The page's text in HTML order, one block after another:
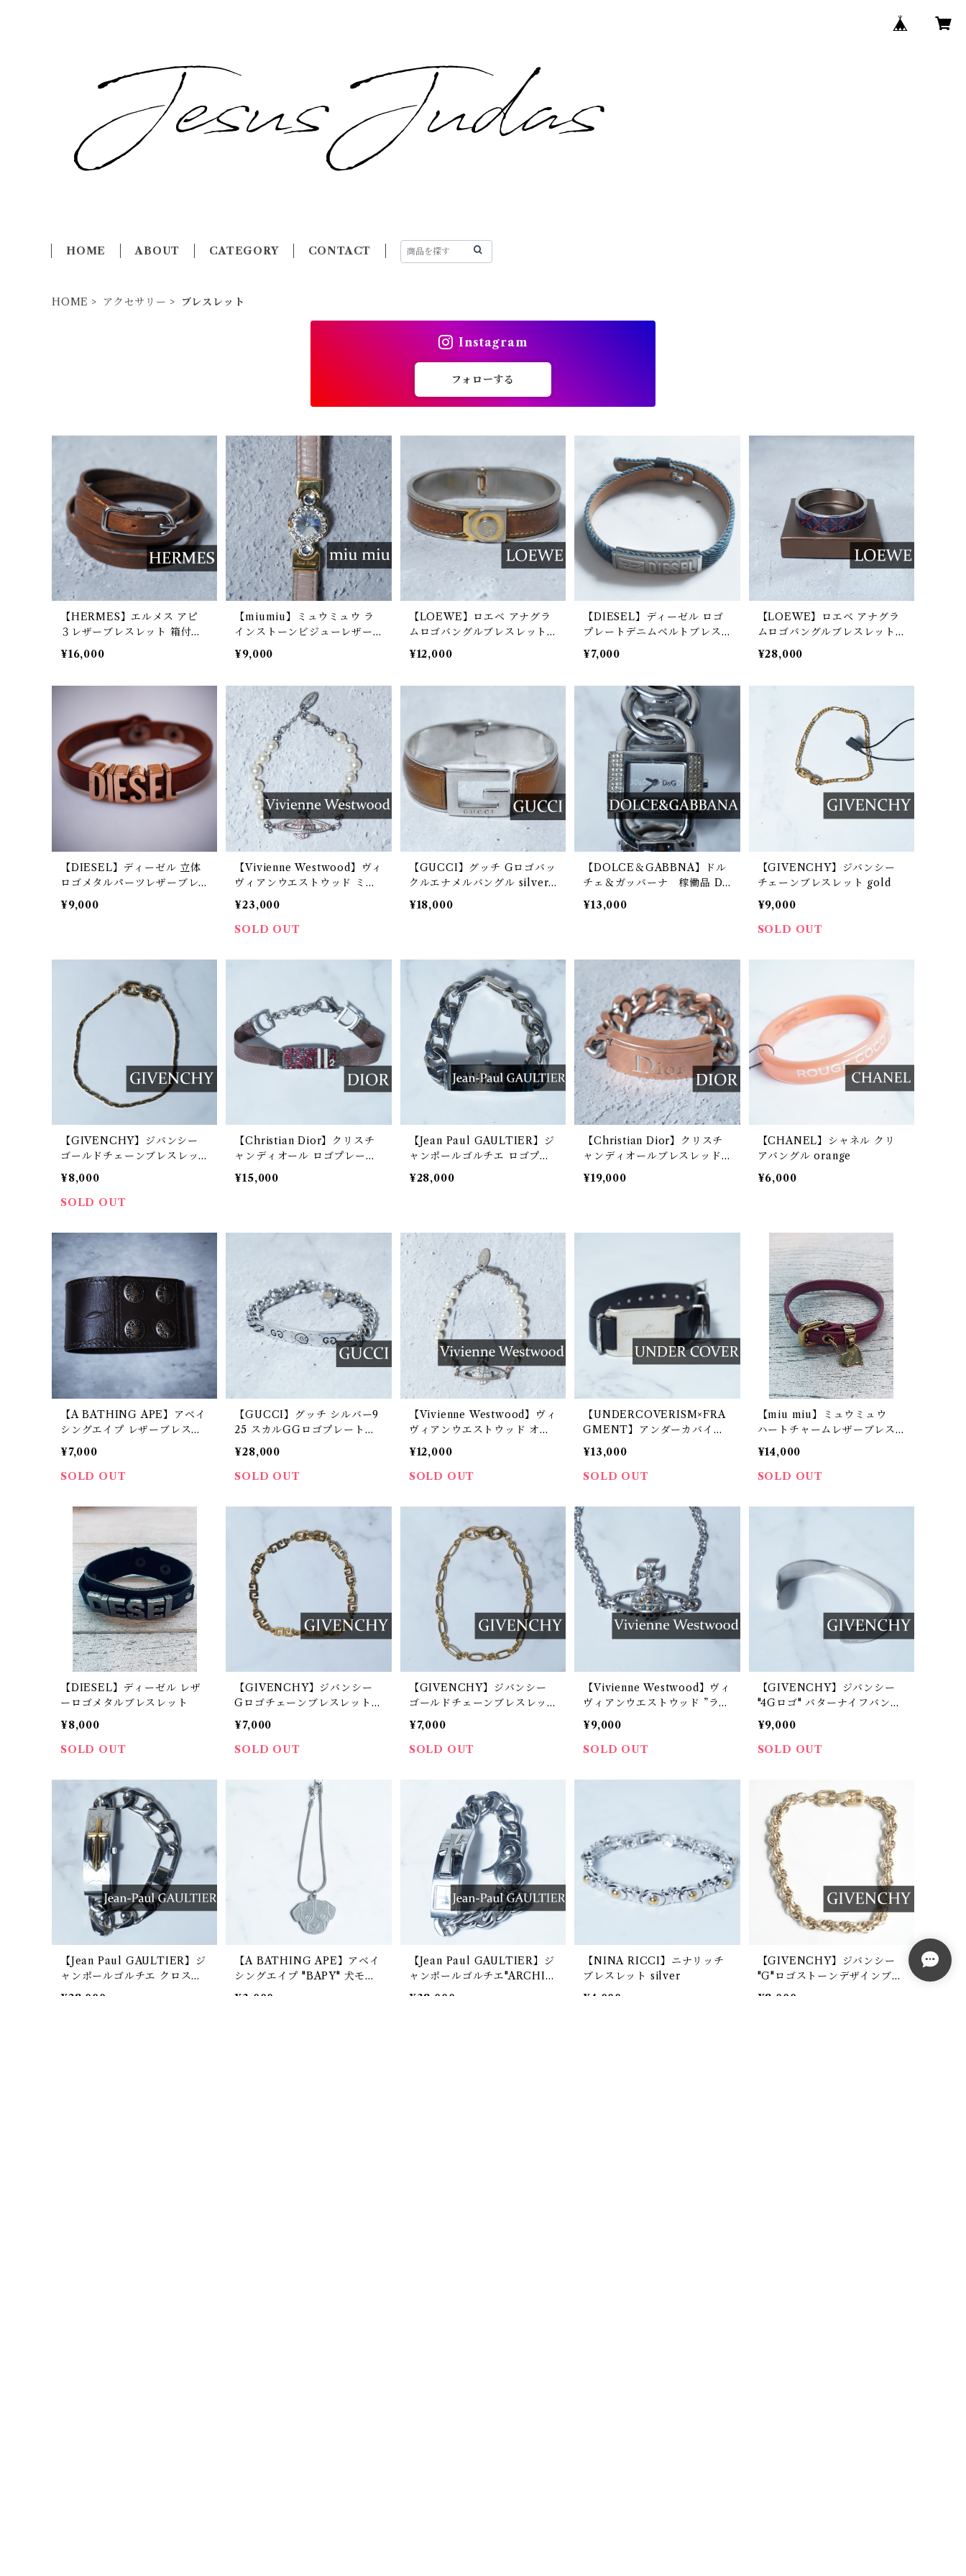
HOME ABOUT CATEGORY CONTACT
HOME アクセサリー ブレスレット
Instagram
フォローする
【HERMES】エルメス アピ
３レザーブレスレット 箱付き
brown
¥16,000
【miumiu】ミュウミュウ ラ
インストーンビジューレザー
ブレスレット pink & gold
¥9,000
【LOEWE】ロエベ アナグラ
ムロゴバングルブレスレット g
old＆brown
¥12,000
【DIESEL】ディーゼル ロゴ
プレートデニムベルトブレス
レット 箱付き完品
¥7,000
【LOEWE】ロエベ アナグラ
ムロゴバングルブレスレット s
ilver & gray & orange
¥28,000
【DIESEL】ディーゼル 立体
ロゴメタルパーツレザーブレ
スレット brown&gold
¥9,000
【Vivienne Westwood】ヴィ
ヴィアンウエストウッド ミニ
バスレリーフ オーブロゴ・パ
ールブレスレット 箱・袋付 pi
nk&silver&white
¥23,000
SOLD OUT
【GUCCI】グッチ Gロゴバッ
クルエナメルバングル silver
& gold
¥18,000
【DOLCE＆GABBNA】ドル
チェ＆ガッバーナ 稼働品 D
&Gロゴラインストーンベゼル
バングルクォーツウォッチ
¥13,000
【GIVENCHY】ジバンシー
チェーンブレスレット gold
¥9,000
SOLD OUT
【GIVENCHY】ジバンシー
ゴールドチェーンブレスレッ
ト
¥8,000
SOLD OUT
【Christian Dior】クリスチ
ャンディオール ロゴプレート
ブレスレット red&brown
¥15,000
【Jean Paul GAULTIER】ジ
ャンポールゴルチエ ロゴプレ
ートチェーンブレスレット sil
ver
¥28,000
【Christian Dior】クリスチ
ャンディオールブレスレッド s
ilver
¥19,000
【CHANEL】シャネル クリ
アバングル orange
¥6,000
【A BATHING APE】アベイ
シングエイプ レザーブレスレ
ット brown
¥7,000
SOLD OUT
【GUCCI】グッチ シルバー9
25 スカルGGロゴプレートチ
¥28,000
SOLD OUT
【Vivienne Westwood】ヴィ
ヴィアンウエストウッド オー
ブロゴパールブレスレット sil
ver&white
¥12,000
SOLD OUT
【UNDERCOVERISM×FRA
GMENT】アンダーカバイズ
ム×フラグメント ロゴ入プレー
トレザーブレスレット silver
&black
¥13,000
SOLD OUT
【miu miu】ミュウミュウ
ハートチャームレザーブレス
レット pink
¥14,000
SOLD OUT
【DIESEL】ディーゼル レザ
ーロゴメタルブレスレット
¥8,000
SOLD OUT
【GIVENCHY】ジバンシー
Gロゴチェーンブレスレット g
old
¥7,000
SOLD OUT
【GIVENCHY】ジバンシー
ゴールドチェーンブレスレッ
ト
¥7,000
SOLD OUT
【Vivienne Westwood】ヴィ
ヴィアンウエストウッド ”ラメ
オーブロゴ”チェーンブレスレ
ット silver
¥9,000
SOLD OUT
【GIVENCHY】ジバンシー
"4Gロゴ" バターナイフバング
ル silver
¥9,000
SOLD OUT
【Jean Paul GAULTIER】ジ
ャンポールゴルチエ クロスプ
レートチェーンブレスレット s
¥28,000
【A BATHING APE】アベイ
シングエイプ "BAPY" 犬モチ
ーフチャーム ブレスレット
¥3,000
【Jean Paul GAULTIER】ジ
ャンポールゴルチエ"ARCHIV
E" クロスモチーフブレスウォ
¥38,000
【NINA RICCI】ニナリッチ
ブレスレット silver
¥4,000
【GIVENCHY】ジバンシー
"G"ロゴストーンデザインブレ
スレット gold
¥8,000